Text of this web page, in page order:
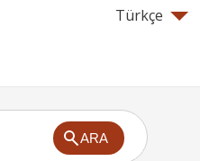
Türkçe
ARA